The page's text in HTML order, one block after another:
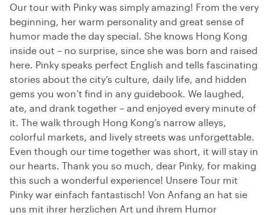
Our tour with Pinky was simply amazing! From the very
beginning, her warm personality and great sense of
humor made the day special. She knows Hong Kong
inside out – no surprise, since she was born and raised
here. Pinky speaks perfect English and tells fascinating
stories about the city’s culture, daily life, and hidden
gems you won’t find in any guidebook. We laughed,
ate, and drank together – and enjoyed every minute of
it. The walk through Hong Kong’s narrow alleys,
colorful markets, and lively streets was unforgettable.
Even though our time together was short, it will stay in
our hearts. Thank you so much, dear Pinky, for making
this such a wonderful experience! Unsere Tour mit
Pinky war einfach fantastisch! Von Anfang an hat sie
uns mit ihrer herzlichen Art und ihrem Humor